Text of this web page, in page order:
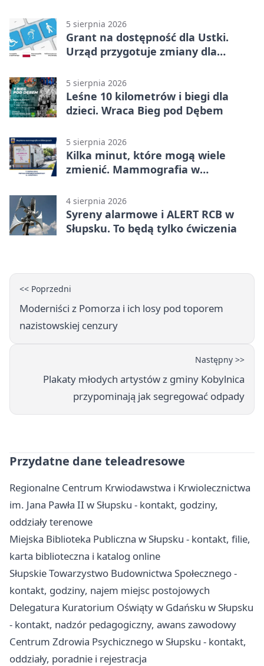
5 sierpnia 2026
Grant na dostępność dla Ustki.
Urząd przygotuje zmiany dla
5 sierpnia 2026
Leśne 10 kilometrów i biegi dla
dzieci. Wraca Bieg pod Dębem
5 sierpnia 2026
Kilka minut, które mogą wiele
zmienić. Mammografia w
4 sierpnia 2026
Syreny alarmowe i ALERT RCB w
Słupsku. To będą tylko ćwiczenia
<< Poprzedni
Moderniści z Pomorza i ich losy pod toporem
nazistowskiej cenzury
Następny >>
Plakaty młodych artystów z gminy Kobylnica
przypominają jak segregować odpady
Przydatne dane teleadresowe
Regionalne Centrum Krwiodawstwa i Krwiolecznictwa
im. Jana Pawła II w Słupsku - kontakt, godziny,
oddziały terenowe
Miejska Biblioteka Publiczna w Słupsku - kontakt, filie,
karta biblioteczna i katalog online
Słupskie Towarzystwo Budownictwa Społecznego -
kontakt, godziny, najem miejsc postojowych
Delegatura Kuratorium Oświąty w Gdańsku w Słupsku
- kontakt, nadzór pedagogiczny, awans zawodowy
Centrum Zdrowia Psychicznego w Słupsku - kontakt,
oddziały, poradnie i rejestracja